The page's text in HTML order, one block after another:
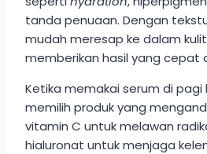
tanda penuaan. Dengan
mudah meresap ke dalam
memberikan hasil yang cepat
Ketika memakai serum di pagi
memilih produk yang
vitamin C untuk melawan
hialuronat untuk menjaga